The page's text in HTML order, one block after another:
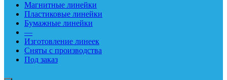
Магнитные линейки
Пластиковые линейки
Бумажные линейки
—
Изготовление линеек
Сняты с производства
Под заказ